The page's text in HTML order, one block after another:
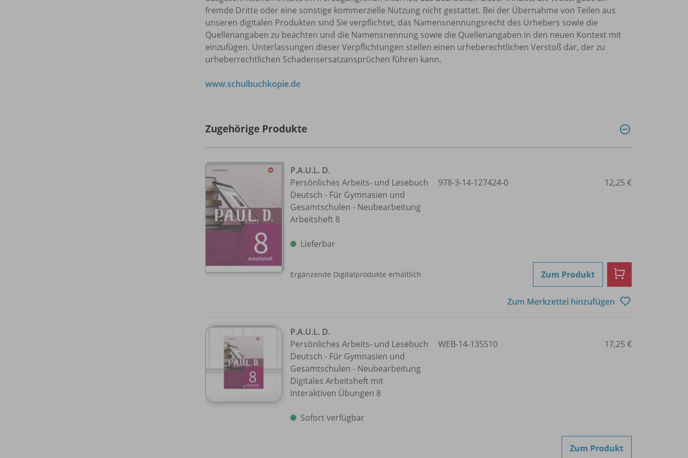
fremde Dritte oder eine sonstige kommerzielle Nutzung nicht gestattet. Bei der Übernahme von Teilen aus
unseren digitalen Produkten sind Sie verpflichtet, das Namensnennungsrecht des Urhebers sowie die
Quellenangaben zu beachten und die Namensnennung sowie die Quellenangaben in den neuen Kontext mit
einzufügen. Unterlassungen dieser Verpflichtungen stellen einen urheberechtlichen Verstoß dar, der zu
urheberrechtlichen Schadensersatzansprüchen führen kann.
www.schulbuchkopie.de
Zugehörige Produkte
P.A.U.L. D.
Persönliches Arbeits- und Lesebuch
Deutsch - Für Gymnasien und
Gesamtschulen - Neubearbeitung
Arbeitsheft 8
Lieferbar
Ergänzende Digitalprodukte erhältlich
978-3-14-127424-0 12,25 €
Zum Produkt
Zum Merkzettel hinzufügen
P.A.U.L. D.
Persönliches Arbeits- und Lesebuch
Deutsch - Für Gymnasien und
Gesamtschulen - Neubearbeitung
Digitales Arbeitsheft mit
Interaktiven Übungen 8
Sofort verfügbar
WEB-14-135510 17,25 €
Zum Produkt